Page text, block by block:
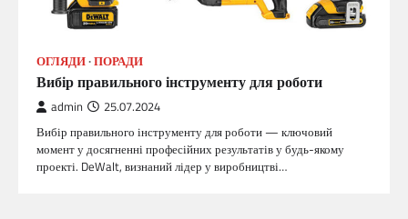
ОГЛЯДИ ПОРАДИ
Вибір правильного інструменту для роботи
admin 25.07.2024
Вибір правильного інструменту для роботи — ключовий
момент у досягненні професійних результатів у будь-якому
проекті. DeWalt, визнаний лідер у виробництві…